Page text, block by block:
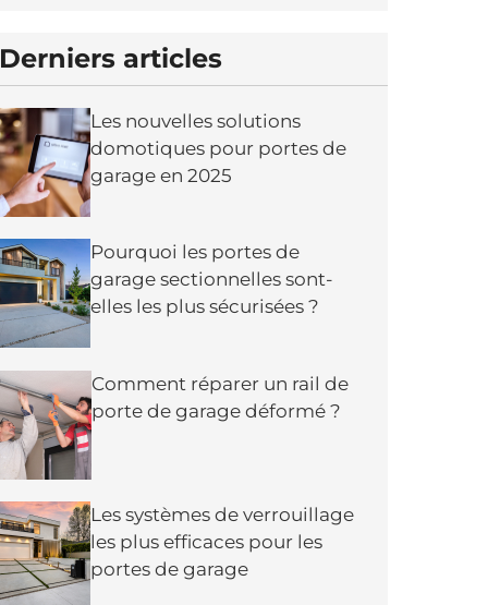
Derniers articles
Les nouvelles solutions
domotiques pour portes de
garage en 2025
Pourquoi les portes de
garage sectionnelles sont-
elles les plus sécurisées ?
Comment réparer un rail de
porte de garage déformé ?
Les systèmes de verrouillage
les plus efficaces pour les
portes de garage